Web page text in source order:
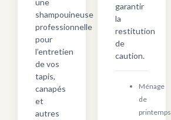
garantir
la
restitution
de
caution.
Ménage
de
printemps
une
shampouineuse
professionnelle
pour
l’entretien
de vos
tapis,
canapés
et
autres